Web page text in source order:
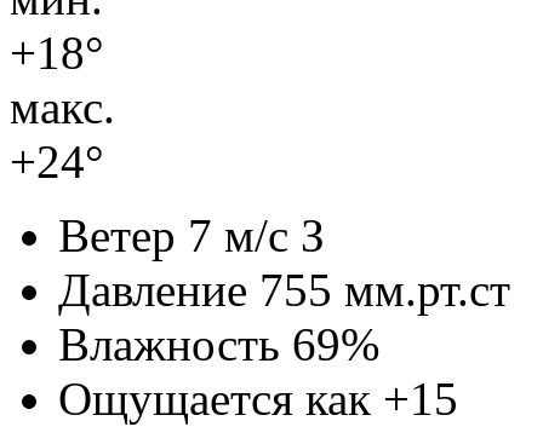
+18°
макс.
+24°
Ветер 7 м/с З
Давление 755 мм.рт.ст
Влажность 69%
Ощущается как +15